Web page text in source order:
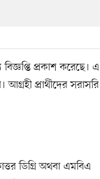
প্রকাশ করেছে। এ
আগ্রহী প্রার্থীদের সরাসরি
ডিগ্রি অথবা এমবিএ